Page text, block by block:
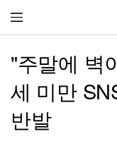
"주말에 벽
세 미만
반발